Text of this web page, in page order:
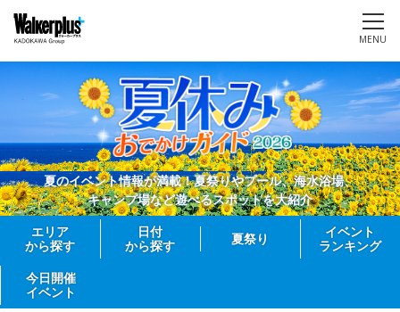
MENU
夏のイベント情報が満載！夏祭りやプール、海水浴場、
キャンプ場など遊べるスポットを大紹介
エリア
から探す
日付
から探す
夏祭り
イベント
ランキング
今日開催
イベント